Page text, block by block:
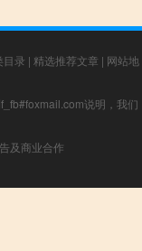
目录 | 精选推荐文章 | 网站地
说明，我们
及商业合作